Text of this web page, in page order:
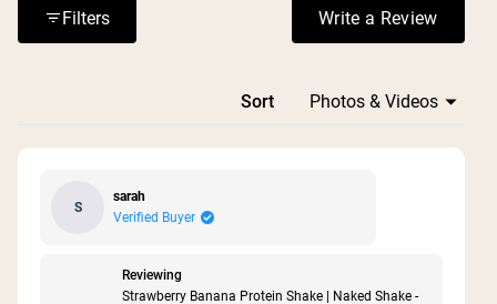
filling nature and sustained energy these powders
Filters Write a Review
(Opens in a
Sort
S
sarah
Verified Buyer
Reviewing
Strawberry Banana Protein Shake | Naked Shake -
Loading...